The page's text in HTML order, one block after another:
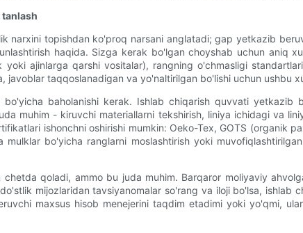
narxini topishdan ko'proq narsani anglatadi; gap yetkazib
haqida. Sizga kerak bo'lgan choyshab uchun aniq
ajinlarga qarshi vositalar), rangning o'chmasligi
taqqoslanadigan va yo'naltirilgan bo'lishi uchun ushbu
baholanishi kerak. Ishlab chiqarish quvvati
muhim - kiruvchi materiallarni tekshirish, liniya ichidagi va
ishonchni oshirishi mumkin: Oeko-Tex, GOTS (organik
bo'yicha ranglarni moslashtirish yoki
qoladi, ammo bu juda muhim. Barqaror moliyaviy
mijozlaridan tavsiyanomalar so'rang va iloji bo'lsa,
maxsus hisob menejerini taqdim etadimi yoki yo'qmi,